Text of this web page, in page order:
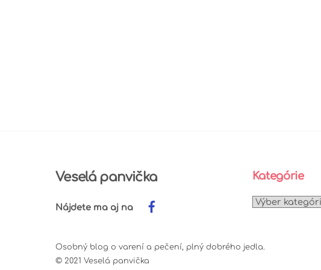
Veselá panvička
Nájdete ma aj na
Kategórie
Kategórie
Osobný blog o varení a pečení, plný dobrého jedla.
© 2021 Veselá panvička